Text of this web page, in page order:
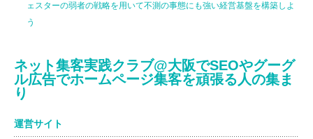
ェスターの弱者の戦略を用いて不測の事態にも強い経営基盤を構築しよ
う
ネット集客実践クラブ@大阪でSEOやグーグ
ル広告でホームページ集客を頑張る人の集ま
り
運営サイト